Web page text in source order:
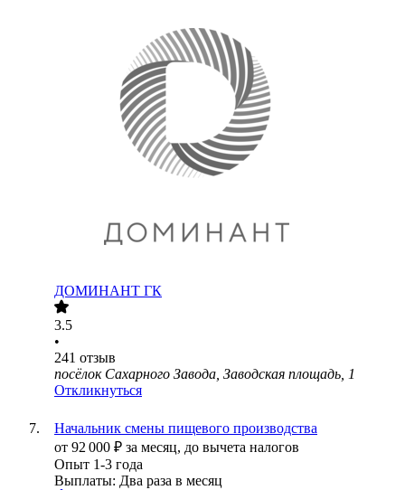
ДОМИНАНТ ГК
3.5
•
241 отзыв
посёлок Сахарного Завода, Заводская площадь, 1
Откликнуться
Начальник смены пищевого производства
от 92 000 ₽ за месяц, до вычета налогов
Опыт 1-3 года
Выплаты: Два раза в месяц